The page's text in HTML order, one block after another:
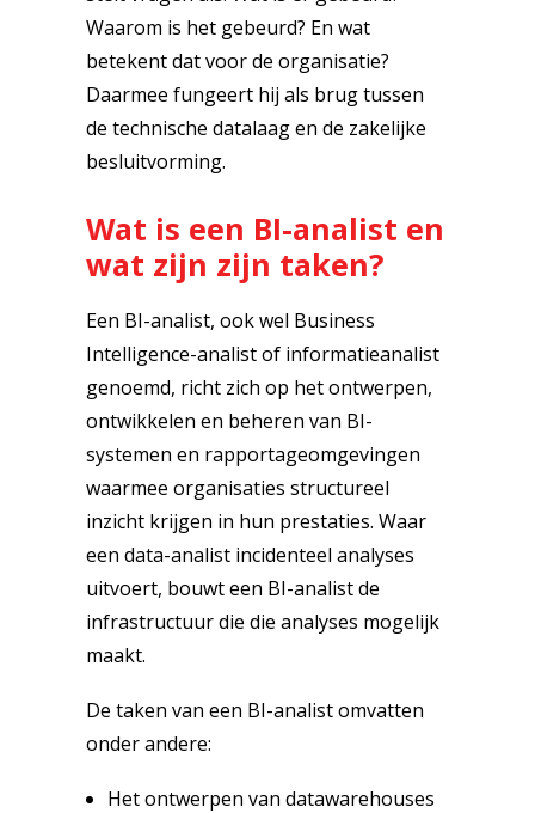
Waarom is het gebeurd? En wat
betekent dat voor de organisatie?
Daarmee fungeert hij als brug tussen
de technische datalaag en de zakelijke
besluitvorming.
Wat is een BI-analist en
wat zijn zijn taken?
Een BI-analist, ook wel Business
Intelligence-analist of informatieanalist
genoemd, richt zich op het ontwerpen,
ontwikkelen en beheren van BI-
systemen en rapportageomgevingen
waarmee organisaties structureel
inzicht krijgen in hun prestaties. Waar
een data-analist incidenteel analyses
uitvoert, bouwt een BI-analist de
infrastructuur die die analyses mogelijk
maakt.
De taken van een BI-analist omvatten
onder andere:
Het ontwerpen van datawarehouses